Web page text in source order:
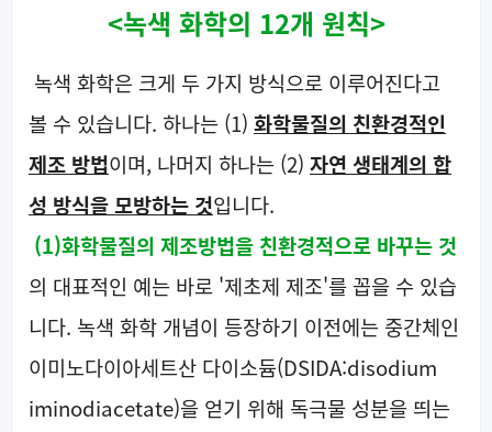
<녹색 화학의 12개 원칙>
녹색 화학은 크게 두 가지 방식으로 이루어진다고
볼 수 있습니다. 하나는 (1) 화학물질의 친환경적인
제조 방법이며, 나머지 하나는 (2) 자연 생태계의 합
성 방식을 모방하는 것입니다.
(1)화학물질의 제조방법을 친환경적으로 바꾸는 것
의 대표적인 예는 바로 '제초제 제조'를 꼽을 수 있습
니다. 녹색 화학 개념이 등장하기 이전에는 중간체인
이미노다이아세트산 다이소듐(DSIDA:disodium
iminodiacetate)을 얻기 위해 독극물 성분을 띄는